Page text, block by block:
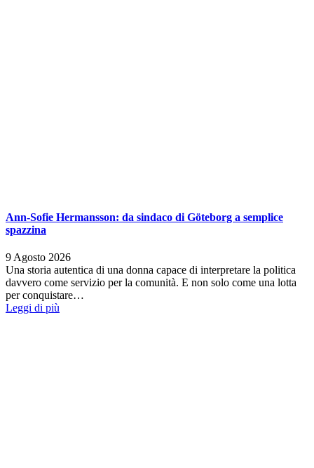
Ann-Sofie Hermansson: da sindaco di Göteborg a semplice
spazzina
9 Agosto 2026
Una storia autentica di una donna capace di interpretare la politica
davvero come servizio per la comunità. E non solo come una lotta
per conquistare…
Leggi di più